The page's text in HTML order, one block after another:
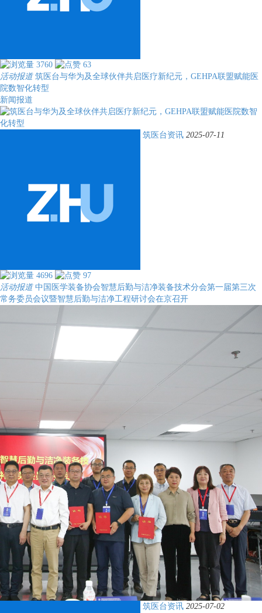
3760
63
活动报道筑医台与华为及全球伙伴共启医疗新纪元，GEHPA联盟赋能医
院数智化转型
新闻报道
筑医台资讯 2025-07-11
4696
97
活动报道中国医学装备协会智慧后勤与洁净装备技术分会第一届第三次
常务委员会议暨智慧后勤与洁净工程研讨会在京召开​
筑医台资讯 2025-07-02